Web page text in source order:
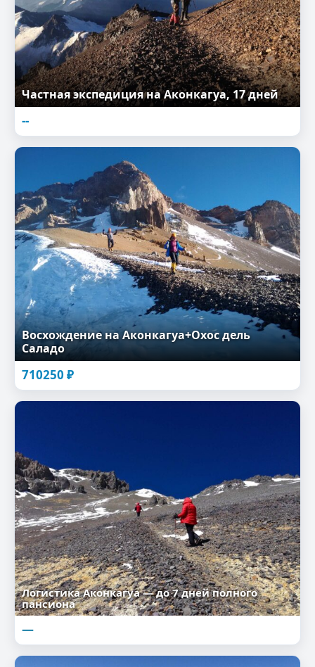
Частная экспедиция на Аконкагуа, 17 дней
--
Восхождение на Аконкагуа+Охос дель
Саладо
710250 ₽
Логистика Аконкагуа — до 7 дней полного
пансиона
—